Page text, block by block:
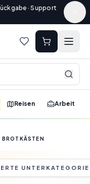
· Support
Reisen Arbeit
UNTERKATEGORIE